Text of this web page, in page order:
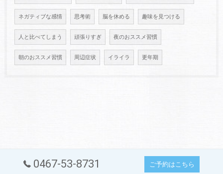
ネガティブな感情 思考術 脳を休める 趣味を見つける
人と比べてしまう 頑張りすぎ 夜のおススメ習慣
朝のおススメ習慣 周辺症状 イライラ 更年期
0467-53-8731 ご予約はこちら